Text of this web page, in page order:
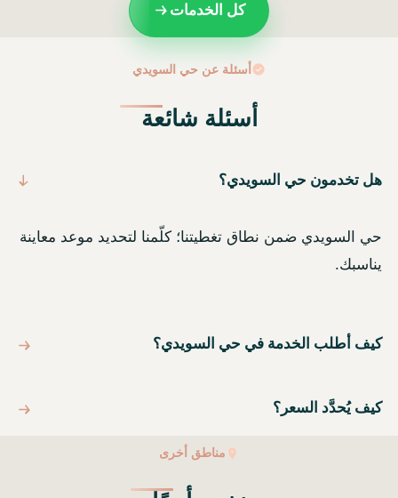
كل الخدمات
أسئلة عن حي السويدي
أسئلة شائعة
هل تخدمون حي السويدي؟
حي السويدي ضمن نطاق تغطيتنا؛ كلّمنا لتحديد موعد معاينة
يناسبك.
كيف أطلب الخدمة في حي السويدي؟
كيف يُحدَّد السعر؟
مناطق أخرى